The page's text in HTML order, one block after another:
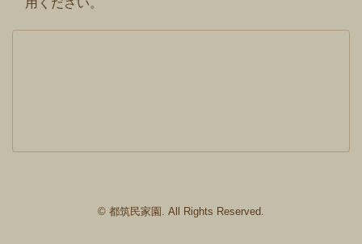
用ください。
© 都筑民家園. All Rights Reserved.